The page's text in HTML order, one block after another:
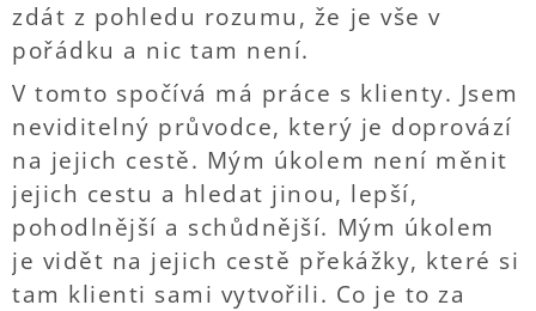
zdát z pohledu rozumu, že je vše v
pořádku a nic tam není.
V tomto spočívá má práce s klienty. Jsem
neviditelný průvodce, který je doprovází
na jejich cestě. Mým úkolem není měnit
jejich cestu a hledat jinou, lepší,
pohodlnější a schůdnější. Mým úkolem
je vidět na jejich cestě překážky, které si
tam klienti sami vytvořili. Co je to za